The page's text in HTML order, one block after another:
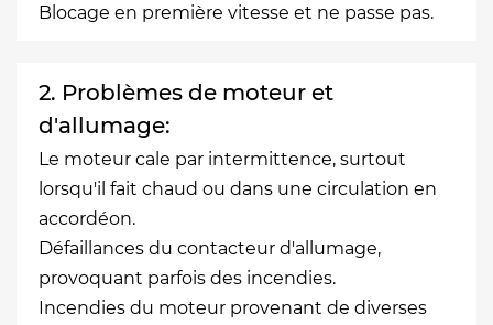
Blocage en première vitesse et ne passe pas.
2. Problèmes de moteur et
d'allumage:
Le moteur cale par intermittence, surtout
lorsqu'il fait chaud ou dans une circulation en
accordéon.
Défaillances du contacteur d'allumage,
provoquant parfois des incendies.
Incendies du moteur provenant de diverses